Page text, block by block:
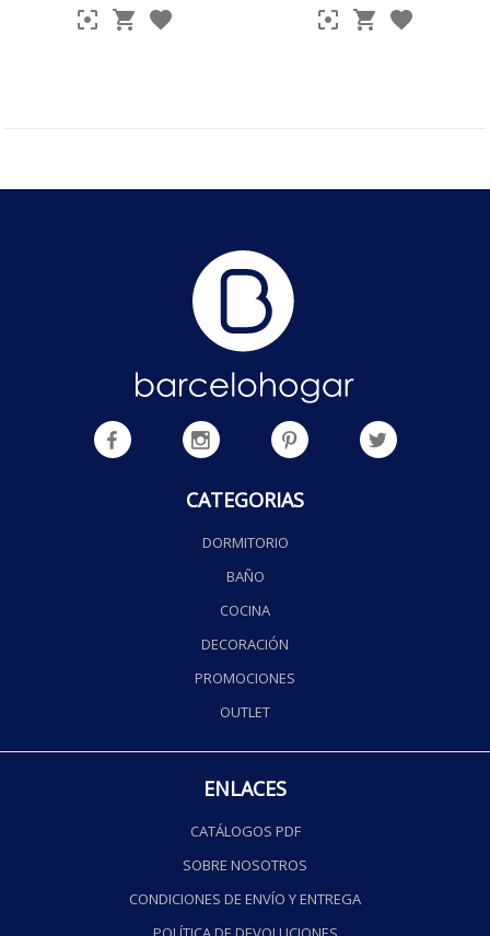
CATEGORIAS
DORMITORIO
BAÑO
COCINA
DECORACIÓN
PROMOCIONES
OUTLET
ENLACES
CATÁLOGOS PDF
SOBRE NOSOTROS
CONDICIONES DE ENVÍO Y ENTREGA